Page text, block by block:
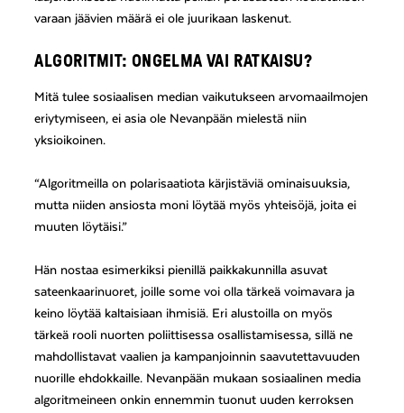
varaan jäävien määrä ei ole juurikaan laskenut.
ALGORITMIT: ONGELMA VAI RATKAISU?
Mitä tulee sosiaalisen median vaikutukseen arvomaailmojen
eriytymiseen, ei asia ole Nevanpään mielestä niin
yksioikoinen.
“Algoritmeilla on polarisaatiota kärjistäviä ominaisuuksia,
mutta niiden ansiosta moni löytää myös yhteisöjä, joita ei
muuten löytäisi.”
Hän nostaa esimerkiksi pienillä paikkakunnilla asuvat
sateenkaarinuoret, joille some voi olla tärkeä voimavara ja
keino löytää kaltaisiaan ihmisiä. Eri alustoilla on myös
tärkeä rooli nuorten poliittisessa osallistamisessa, sillä ne
mahdollistavat vaalien ja kampanjoinnin saavutettavuuden
nuorille ehdokkaille. Nevanpään mukaan sosiaalinen media
algoritmeineen onkin ennemmin tuonut uuden kerroksen